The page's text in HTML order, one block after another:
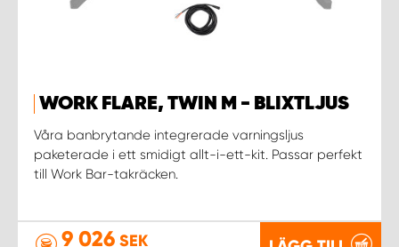
WORK FLARE, TWIN M - BLIXTLJUS
Våra banbrytande integrerade varningsljus
paketerade i ett smidigt allt-i-ett-kit. Passar perfekt
till Work Bar-takräcken.
9 026 SEK